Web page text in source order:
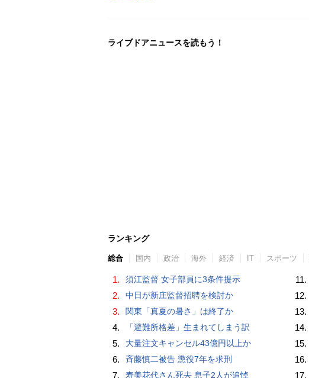
ライブドアニュースを読もう！
ランキング
総合 国内 政治 海外 経済 IT スポーツ
1. 須江監督 女子部員に3条件提示
2. 中日が新庄監督招聘を検討か
3. 関東「真夏の暑さ」は終了か
4. 「避難所格差」生まれてしまう訳
5. 大量注文キャンセル43億円以上か
6. 斉藤慎二被告 懲役7年を求刑
7. 寿美花代さん死去 息子2人が追悼
11.
12.
13.
14.
15.
16.
17.